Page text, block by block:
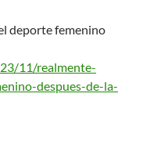
deporte femenino
11/realmente-
despues-de-la-